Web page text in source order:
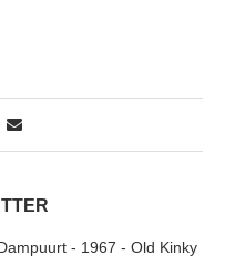
- 1967 - Old Kinky